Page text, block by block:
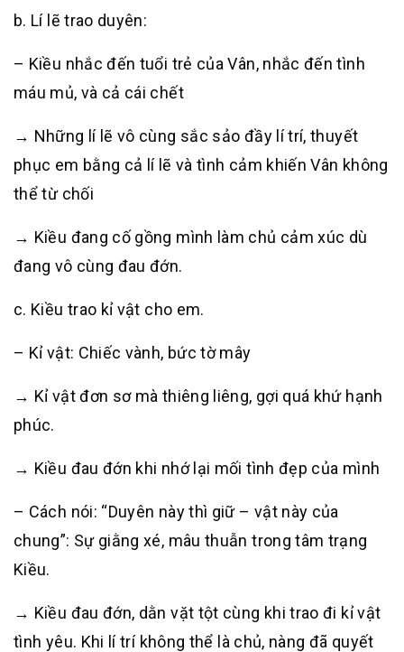
b. Lí lẽ trao duyên:
– Kiều nhắc đến tuổi trẻ của Vân, nhắc đến tình
máu mủ, và cả cái chết
→ Những lí lẽ vô cùng sắc sảo đầy lí trí, thuyết
phục em bằng cả lí lẽ và tình cảm khiến Vân không
thể từ chối
→ Kiều đang cố gồng mình làm chủ cảm xúc dù
đang vô cùng đau đớn.
c. Kiều trao kỉ vật cho em.
– Kỉ vật: Chiếc vành, bức tờ mây
→ Kỉ vật đơn sơ mà thiêng liêng, gợi quá khứ hạnh
phúc.
→ Kiều đau đớn khi nhớ lại mối tình đẹp của mình
– Cách nói: “Duyên này thì giữ – vật này của
chung”: Sự giằng xé, mâu thuẫn trong tâm trạng
Kiều.
→ Kiều đau đớn, dằn vặt tột cùng khi trao đi kỉ vật
tình yêu. Khi lí trí không thể là chủ, nàng đã quyết